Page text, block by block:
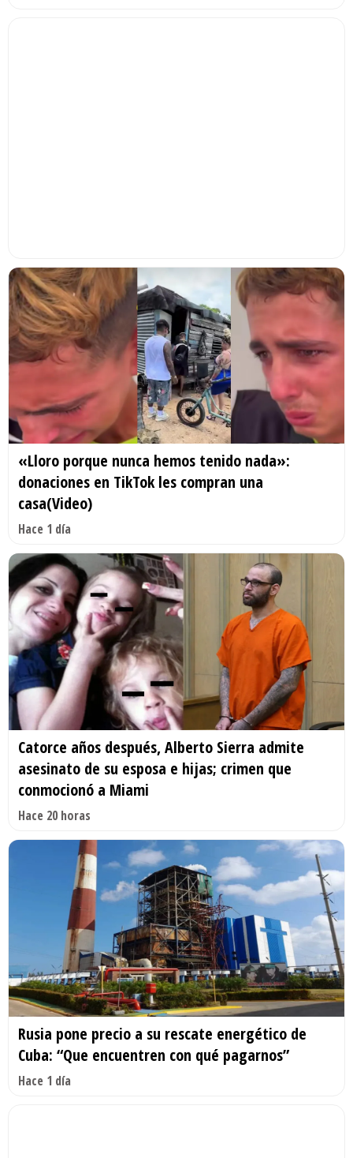
«Lloro porque nunca hemos tenido nada»:
donaciones en TikTok les compran una
casa(Video)
Hace 1 día
Catorce años después, Alberto Sierra admite
asesinato de su esposa e hijas; crimen que
conmocionó a Miami
Hace 20 horas
Rusia pone precio a su rescate energético de
Cuba: “Que encuentren con qué pagarnos”
Hace 1 día